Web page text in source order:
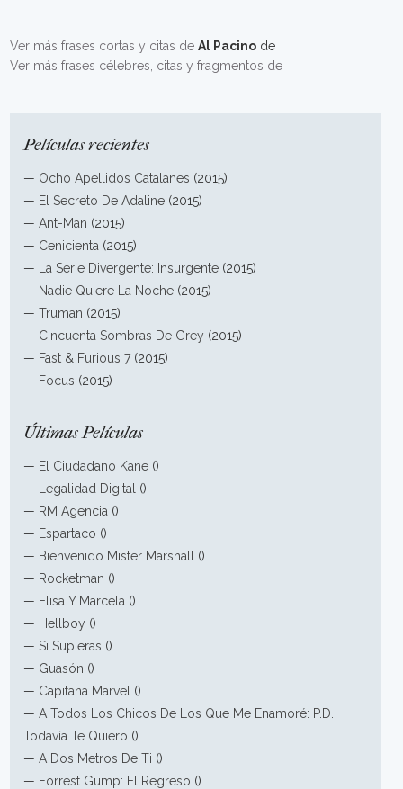
Ver más frases cortas y citas deAl Pacino de
Ver más frases célebres, citas y fragmentos de
Películas recientes
— Ocho Apellidos Catalanes (2015)
— El Secreto De Adaline (2015)
—Ant-Man (2015)
— Cenicienta (2015)
—
La Serie Divergente: Insurgente (2015)
— Nadie Quiere La Noche (2015)
—Truman (2015)
— Cincuenta Sombras De Grey (2015)
— Fast & Furious 7 (2015)
— Focus (2015)
Últimas Películas
— El Ciudadano Kane ()
—
Legalidad Digital
()
— RM Agencia ()
— Espartaco ()
— Bienvenido Mister Marshall
()
— Rocketman ()
— Elisa Y Marcela ()
— Hellboy ()
—Si Supieras ()
— Guasón ()
— Capitana Marvel ()
—A Todos Los Chicos De Los Que Me Enamoré: P.D.
Todavía Te Quiero ()
—A Dos Metros De Ti ()
— Forrest Gump: El Regreso ()